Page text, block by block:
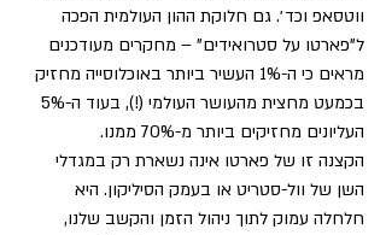
ווטסאפ וכד׳. גם חלוקת ההון העולמית הפכה
ל"פארטו על סטרואידים" – מחקרים מעודכנים
מראים כי ה-1% העשיר ביותר באוכלוסייה מחזיק
העליונים מחזיקים ביותר מ-70% ממנו.
הקצנה זו של פארטו אינה נשארת רק במגדלי
השן של וול-סטריט או בעמק הסיליקון. היא
חלחלה עמוק לתוך ניהול הזמן והקשב שלנו,